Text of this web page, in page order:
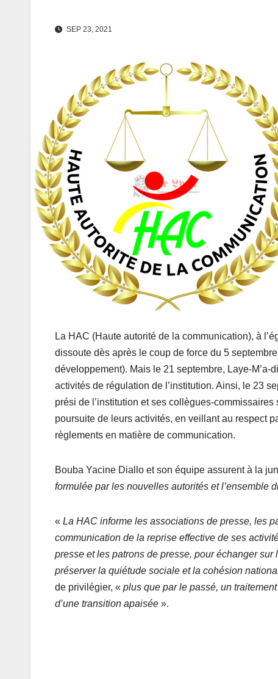
SEP 23, 2021
La HAC (Haute autorité de la communication), à
dissoute dès après le coup de force du 5
développement). Mais le 21 septembre, Laye-
activités de régulation de l’institution. Ainsi, le 23
prési de l’institution et ses collègues-
poursuite de leurs activités, en veillant au respect
règlements en matière de communication.
Bouba Yacine Diallo et son équipe assurent à la
formulée par les nouvelles autorités et l’ensemble
« La HAC informe les associations de presse, les
communication de la reprise effective de ses
presse et les patrons de presse, pour échanger
préserver la quiétude sociale et la cohésion
de privilégier, « plus que par le passé, un
d’une transition apaisée ».